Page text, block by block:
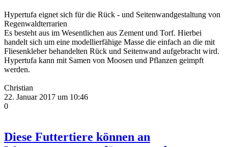
Hypertufa eignet sich für die Rück - und Seitenwandgestaltung von
Regenwaldterrarien
Es besteht aus im Wesentlichen aus Zement und Torf. Hierbei
handelt sich um eine modellierfähige Masse die einfach an die mit
Fliesenkleber behandelten Rück und Seitenwand aufgebracht wird.
Hypertufa kann mit Samen von Moosen und Pflanzen geimpft
werden.
Christian
22. Januar 2017 um 10:46
0
Diese Futtertiere können an